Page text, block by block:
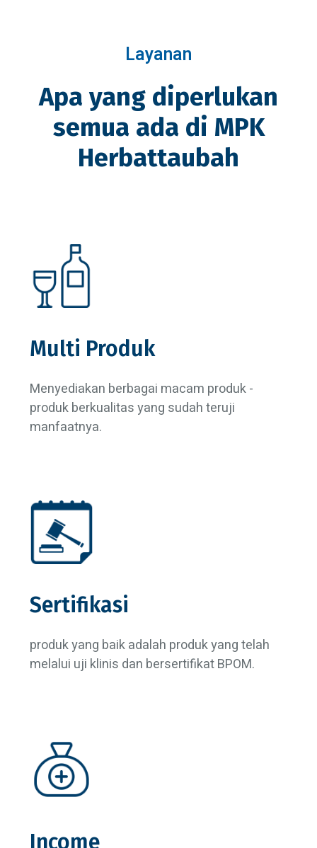
Layanan
Apa yang diperlukan
semua ada di MPK
Herbattaubah
Multi Produk
Menyediakan berbagai macam produk -
produk berkualitas yang sudah teruji
manfaatnya.
Sertifikasi
produk yang baik adalah produk yang telah
melalui uji klinis dan bersertifikat BPOM.
Income